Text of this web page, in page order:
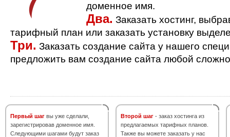
доменное имя.
Два. Заказать хостинг,
тарифный план или заказать установку
Три. Заказать создание сайта у нашего
предложить вам создание сайта любой
Первый шаг вы уже сделали,
зарегистрировав доменное имя.
Следующими шагами будут заказ
Второй шаг - заказ хостинга из
предлагаемых тарифных планов.
Также вы можете заказать у нас